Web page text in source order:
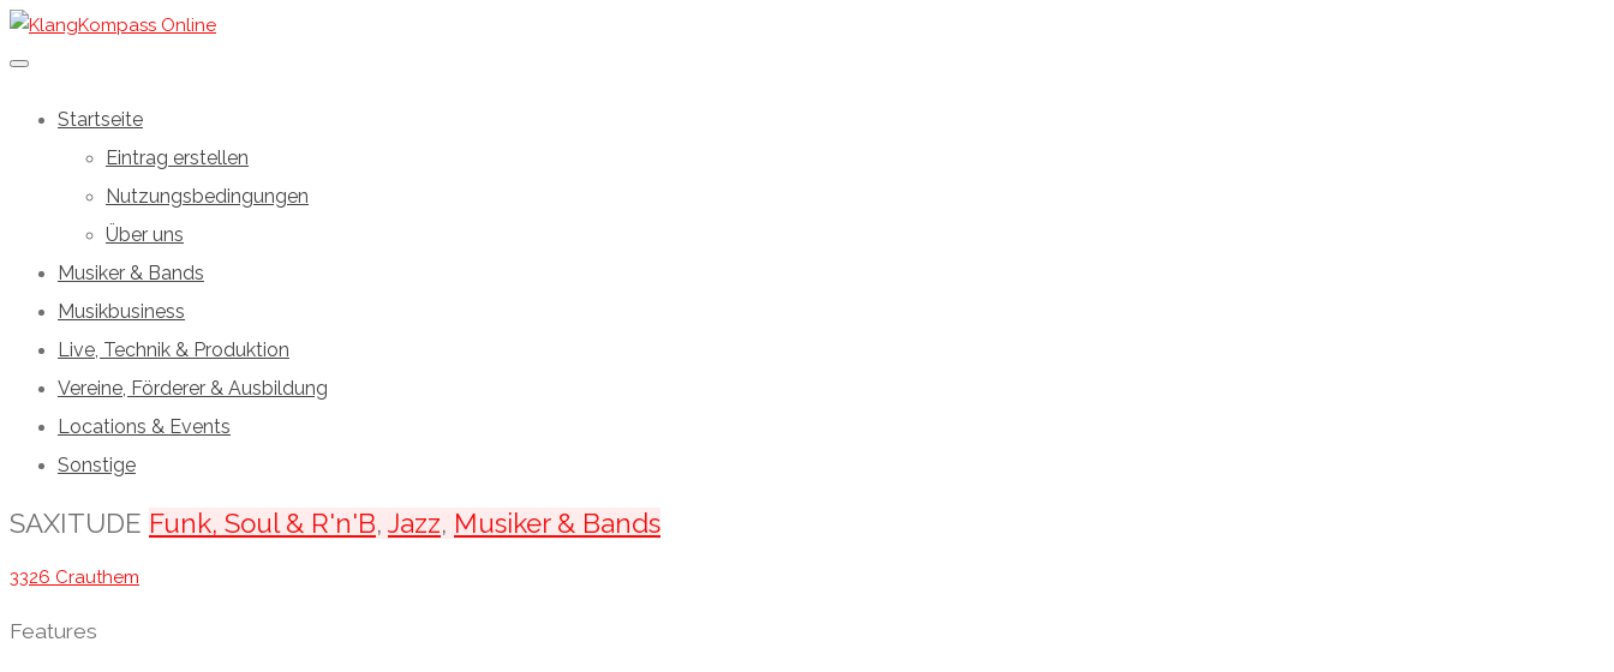
Startseite
Eintrag erstellen
Nutzungsbedingungen
Über uns
Musiker & Bands
Musikbusiness
Live, Technik & Produktion
Vereine, Förderer & Ausbildung
Locations & Events
Sonstige
SAXITUDE Funk, Soul & R'n'B, Jazz, Musiker & Bands
3326 Crauthem
Features